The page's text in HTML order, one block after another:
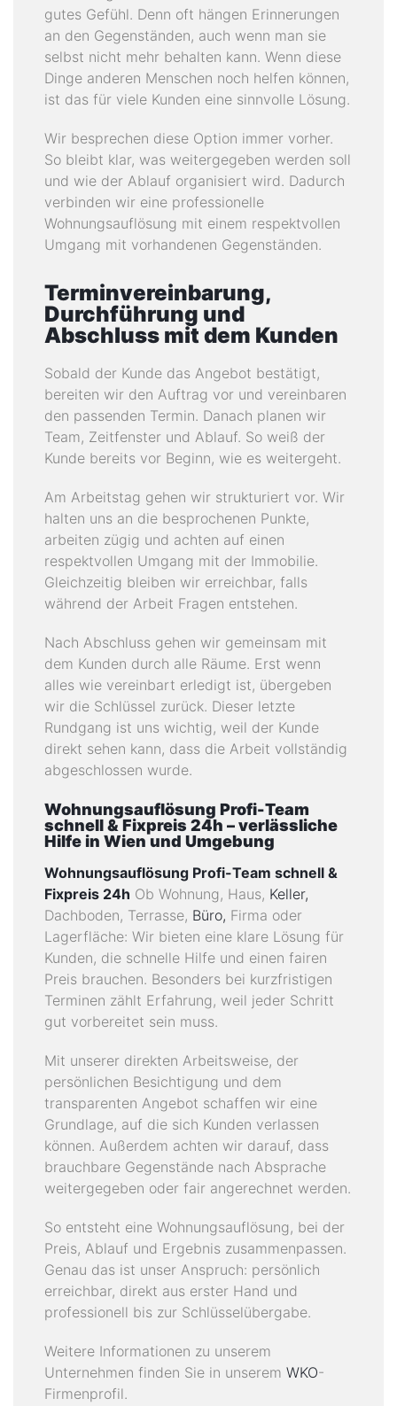
gutes Gefühl. Denn oft hängen Erinnerungen
an den Gegenständen, auch wenn man sie
selbst nicht mehr behalten kann. Wenn diese
Dinge anderen Menschen noch helfen können,
ist das für viele Kunden eine sinnvolle Lösung.
Wir besprechen diese Option immer vorher.
So bleibt klar, was weitergegeben werden soll
und wie der Ablauf organisiert wird. Dadurch
verbinden wir eine professionelle
Wohnungsauflösung mit einem respektvollen
Umgang mit vorhandenen Gegenständen.
Terminvereinbarung,
Durchführung und
Abschluss mit dem Kunden
Sobald der Kunde das Angebot bestätigt,
bereiten wir den Auftrag vor und vereinbaren
den passenden Termin. Danach planen wir
Team, Zeitfenster und Ablauf. So weiß der
Kunde bereits vor Beginn, wie es weitergeht.
Am Arbeitstag gehen wir strukturiert vor. Wir
halten uns an die besprochenen Punkte,
arbeiten zügig und achten auf einen
respektvollen Umgang mit der Immobilie.
Gleichzeitig bleiben wir erreichbar, falls
während der Arbeit Fragen entstehen.
Nach Abschluss gehen wir gemeinsam mit
dem Kunden durch alle Räume. Erst wenn
alles wie vereinbart erledigt ist, übergeben
wir die Schlüssel zurück. Dieser letzte
Rundgang ist uns wichtig, weil der Kunde
direkt sehen kann, dass die Arbeit vollständig
abgeschlossen wurde.
Wohnungsauflösung Profi-Team
schnell & Fixpreis 24h – verlässliche
Hilfe in Wien und Umgebung
Wohnungsauflösung Profi-Team schnell &
Fixpreis 24h Ob Wohnung, Haus, Keller,
Dachboden, Terrasse, Büro, Firma oder
Lagerfläche: Wir bieten eine klare Lösung für
Kunden, die schnelle Hilfe und einen fairen
Preis brauchen. Besonders bei kurzfristigen
Terminen zählt Erfahrung, weil jeder Schritt
gut vorbereitet sein muss.
Mit unserer direkten Arbeitsweise, der
persönlichen Besichtigung und dem
transparenten Angebot schaffen wir eine
Grundlage, auf die sich Kunden verlassen
können. Außerdem achten wir darauf, dass
brauchbare Gegenstände nach Absprache
weitergegeben oder fair angerechnet werden.
So entsteht eine Wohnungsauflösung, bei der
Preis, Ablauf und Ergebnis zusammenpassen.
Genau das ist unser Anspruch: persönlich
erreichbar, direkt aus erster Hand und
professionell bis zur Schlüsselübergabe.
Weitere Informationen zu unserem
Unternehmen finden Sie in unserem WKO-
Firmenprofil.